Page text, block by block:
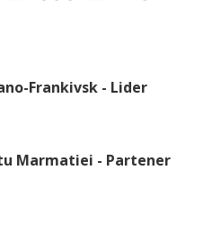
Frankivsk - Lider
Marmatiei - Partener